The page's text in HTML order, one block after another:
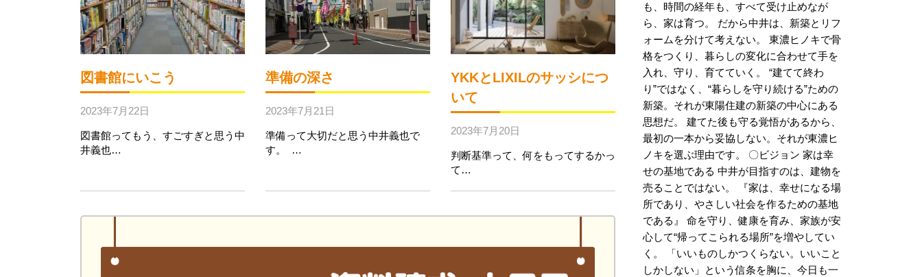
図書館にいこう
2023年7月22日
図書館ってもう、すごすぎと思う中
井義也…
準備の深さ
2023年7月21日
準備って大切だと思う中井義也で
す。 …
YKKとLIXILのサッシにつ
いて
2023年7月20日
判断基準って、何をもってするかっ
て…
も、時間の経年も、すべて受け止めなが
ら、家は育つ。 だから中井は、新築とリフ
ォームを分けて考えない。 東濃ヒノキで骨
格をつくり、暮らしの変化に合わせて手を
入れ、守り、育てていく。 “建てて終わ
り”ではなく、“暮らしを守り続ける”ための
新築。それが東陽住建の新築の中心にある
思想だ。 建てた後も守る覚悟があるから、
最初の一本から妥協しない。それが東濃ヒ
ノキを選ぶ理由です。 〇ビジョン 家は幸
せの基地である 中井が目指すのは、建物を
売ることではない。 『家は、幸せになる場
所であり、やさしい社会を作るための基地
である』 命を守り、健康を育み、家族が安
心して“帰ってこられる場所”を増やしてい
く。 「いいものしかつくらない。いいこと
しかしない」という信条を胸に、今日も一